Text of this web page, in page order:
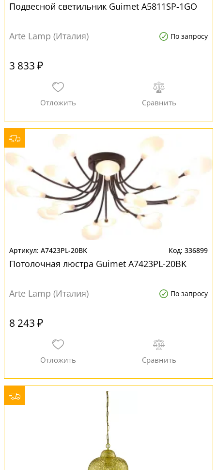
Подвесной светильник Guimet A5811SP-1GO
Arte Lamp (Италия) По запросу
3 833 ₽
A7423PL-20BK 336899
Потолочная люстра Guimet A7423PL-20BK
Arte Lamp (Италия) По запросу
8 243 ₽